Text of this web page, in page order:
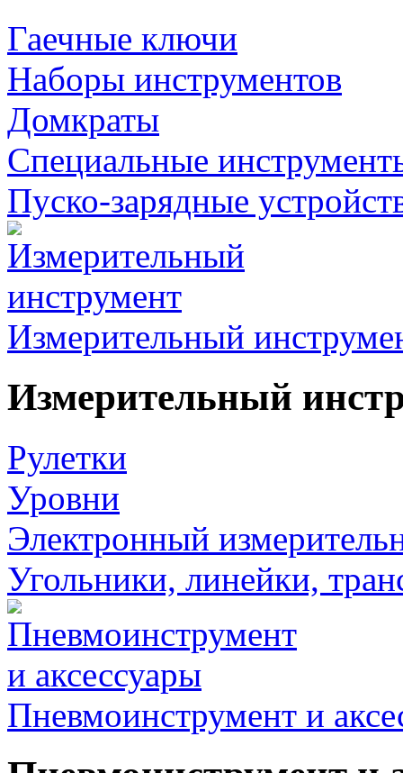
Гаечные ключи
Наборы инструментов
Домкраты
Специальные
Пуско-зарядные
Измерительный
Измерительный
Рулетки
Уровни
Электронный
Угольники, линейки,
Пневмоинструмент и